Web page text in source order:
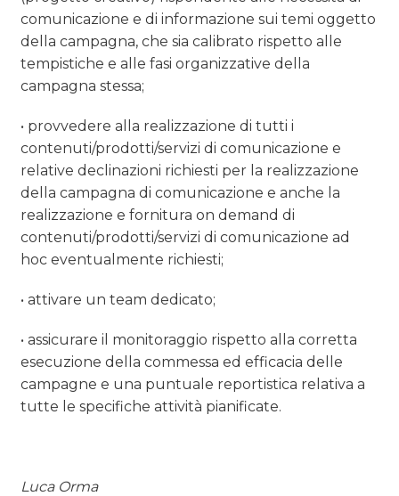
comunicazione e di informazione sui temi oggetto
della campagna, che sia calibrato rispetto alle
tempistiche e alle fasi organizzative della
campagna stessa;
• provvedere alla realizzazione di tutti i
contenuti/prodotti/servizi di comunicazione e
relative declinazioni richiesti per la realizzazione
della campagna di comunicazione e anche la
realizzazione e fornitura on demand di
contenuti/prodotti/servizi di comunicazione ad
hoc eventualmente richiesti;
• attivare un team dedicato;
• assicurare il monitoraggio rispetto alla corretta
esecuzione della commessa ed efficacia delle
campagne e una puntuale reportistica relativa a
tutte le specifiche attività pianificate.
Luca Orma